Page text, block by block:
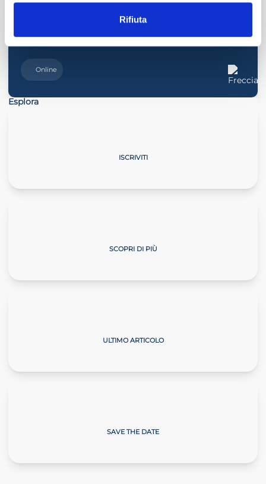
Rifiuta
PRATICA
Online
Esplora
ISCRIVITI
SCOPRI DI PIÙ
ULTIMO ARTICOLO
SAVE THE DATE